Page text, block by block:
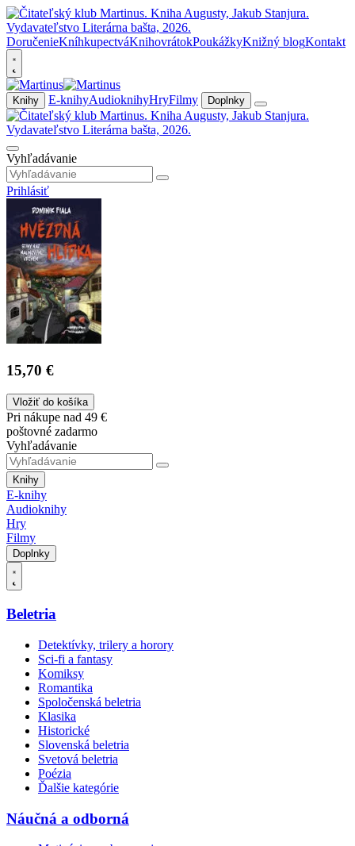
DoručenieKníhkupectváKnihovrátokPoukážkyKnižný blogKontakt
Knihy E-knihyAudioknihyHryFilmy Doplnky
Vyhľadávanie
Prihlásiť
15,70 €
Vložiť do košíka
Pri nákupe nad 49 €
poštovné zadarmo
Vyhľadávanie
Knihy
E-knihy
Audioknihy
Hry
Filmy
Doplnky
Beletria
Detektívky, trilery a horory
Sci-fi a fantasy
Komiksy
Romantika
Spoločenská beletria
Klasika
Historické
Slovenská beletria
Svetová beletria
Poézia
Ďalšie kategórie
Náučná a odborná